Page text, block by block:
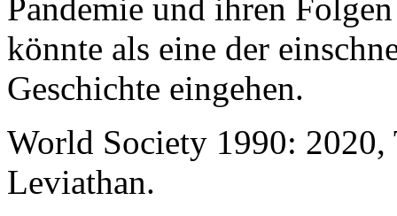
Pandemie und ihren
könnte als eine der
Geschichte eingehen.
World Society 1990: 2020,
Leviathan.